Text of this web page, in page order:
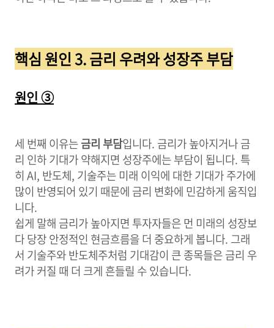
핵심 원인 3. 금리 우려와 성장주 부담
원인 ③
세 번째 이유는금리 부담입니다. 금리가 높아지거나 금
리 인하 기대가 약해지면 성장주에는 부담이 됩니다. 특
히 AI, 반도체, 기술주는 미래 이익에 대한 기대가 주가에
많이 반영되어 있기 때문에 금리 변화에 민감하게 움직입
니다.
쉽게 말해 금리가 높아지면 투자자들은 먼 미래의 성장보
다 당장 안정적인 현금흐름을 더 중요하게 봅니다. 그래
서 기술주와 반도체주처럼 기대감이 큰 종목들은 금리 우
려가 커질 때 더 크게 흔들릴 수 있습니다.